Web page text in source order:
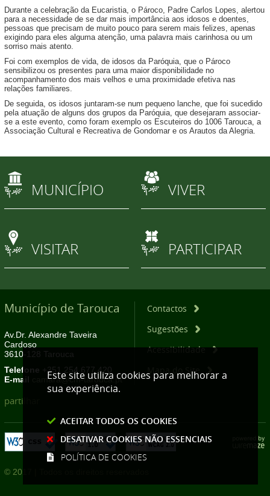
Durante a celebração da Eucaristia, o Pároco, Padre Carlos Lopes, alertou
para a necessidade de se dar mais importância aos idosos e doentes,
pessoas que precisam de muito pouco para serem mais felizes, apenas
exigindo para eles alguma atenção, uma palavra mais carinhosa ou um
sorriso mais atento.
Foi com exemplos de vida, de idosos da Paróquia, que o Pároco
sensibilizou os presentes para uma maior disponibilidade no
acompanhamento dos mais velhos e uma proximidade efetiva nas
relações familiares.
De seguida, os idosos juntaram-se num pequeno lanche, que foi sucedido
pela atuação de alguns dos grupos da Paróquia, que desejaram associar-
se a este evento, como foram exemplo os Escuteiros do 1006 Tarouca, a
Associação Cultural e Recreativa de Gondomar e os Arautos da Alegria.
MUNICÍPIO VIVER
VISITAR PARTICIPAR
Município de Tarouca
Av.Dr. Alexandre Taveira
Cardoso
3610-128 Tarouca
Telefone +351 254 677 420
E-mail
camara@cm-tarouca.pt
Contactos
Sugestões
Acessibilidade
Mapa do Site
partilhar
© 2017 | Todos os direitos reservados
Este site utiliza cookies para melhorar a
sua experiência.
ACEITAR TODOS OS COOKIES
DESATIVAR COOKIES NÃO ESSENCIAIS
POLÍTICA DE COOKIES